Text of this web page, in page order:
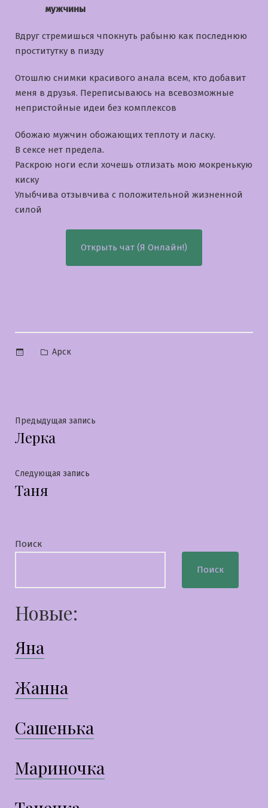
мужчины
Вдруг стремишься чпокнуть рабыню как последнюю
проститутку в пизду
Отошлю снимки красивого анала всем, кто добавит
меня в друзья. Переписываюсь на всевозможные
непристойные идеи без комплексов
Обожаю мужчин обожающих теплоту и ласку.
В сексе нет предела.
Раскрою ноги если хочешь отлизать мою мокренькую
киску
Улыбчива отзывчива с положительной жизненной
силой
Открыть чат (Я Онлайн!)
Опубликовано
Арск
Навигация
по
записям
Предыдущая запись
Лерка
Следующая запись
Таня
Поиск
Поиск
Новые:
Яна
Жанна
Сашенька
Мариночка